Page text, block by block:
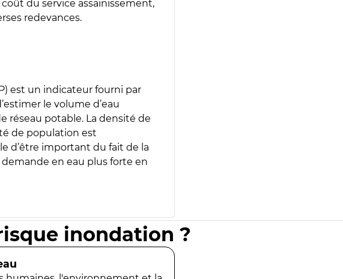
du service assainissement,
redevances.
est un indicateur fourni par
le volume d’eau
réseau potable. La densité de
de population est
d’être important du fait de la
en eau plus forte en
inondation ?